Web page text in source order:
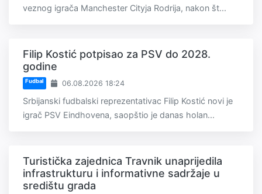
veznog igrača Manchester Cityja Rodrija, nakon št...
Filip Kostić potpisao za PSV do 2028.
godine
Fudbal 06.08.2026 18:24
Srbijanski fudbalski reprezentativac Filip Kostić novi je
igrač PSV Eindhovena, saopštio je danas holan...
Turistička zajednica Travnik unaprijedila
infrastrukturu i informativne sadržaje u
središtu grada